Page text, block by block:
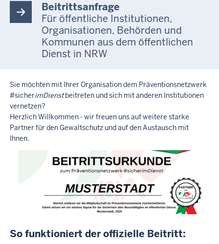
Beitrittsanfrage
Für öffentliche Institutionen,
Organisationen, Behörden und
Kommunen aus dem öffentlichen
Dienst in NRW
Sie möchten mit Ihrer Organisation dem Präventionsnetzwerk
#sicherimDienstbeitreten und sich mit anderen Institutionen
vernetzen?
Herzlich Willkommen - wir freuen uns auf weitere starke
Partner für den Gewaltschutz und auf den Austausch mit
Ihnen.
So funktioniert der offizielle Beitritt: